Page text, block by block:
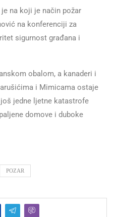
na koji je način požar
na konferenciji za
sigurnost građana i
obalom, a kanaderi i
i Mimicama ostaje
jedne ljetne katastrofe
domove i duboke
POZAR